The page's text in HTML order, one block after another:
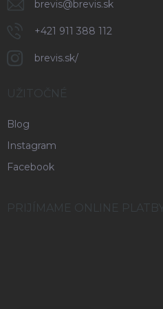
brevis@brevis.sk
+421 911 388 112
brevis.sk/
UŽITOČNÉ
Blog
Instagram
Facebook
PRIJÍMAME ONLINE PLATBY